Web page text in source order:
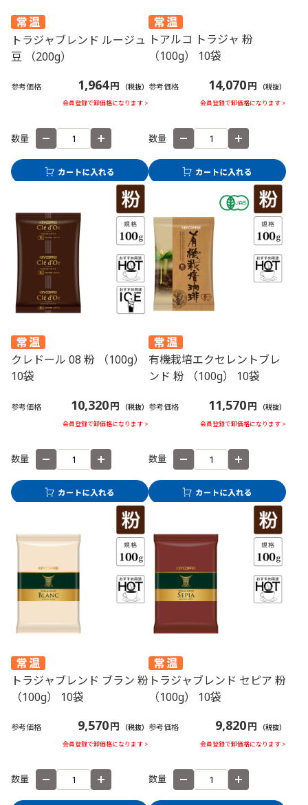
トラジャブレンド ルージュ
豆 （200g）
参考価格 1,964円 （税抜）
会員登録で卸価格になります >
数量
トアルコ トラジャ 粉
（100g） 10袋
参考価格 14,070円 （税抜）
会員登録で卸価格になります >
数量
クレドール 08 粉 （100g）
10袋
参考価格 10,320円 （税抜）
会員登録で卸価格になります >
数量
有機栽培エクセレントブレ
ンド 粉 （100g） 10袋
参考価格 11,570円 （税抜）
会員登録で卸価格になります >
数量
トラジャブレンド ブラン 粉
（100g） 10袋
参考価格 9,570円 （税抜）
会員登録で卸価格になります >
数量
トラジャブレンド セピア 粉
（100g） 10袋
参考価格 9,820円 （税抜）
会員登録で卸価格になります >
数量